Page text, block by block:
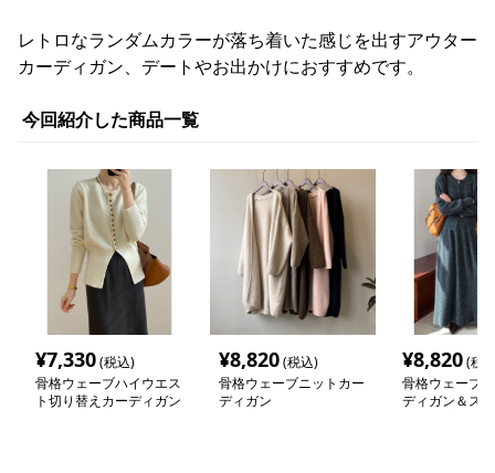
レトロなランダムカラーが落ち着いた感じを出すアウター
カーディガン、デートやお出かけにおすすめです。
今回紹介した商品一覧
¥7,330(税込)
骨格ウェーブハイウエス
ト切り替えカーディガン
¥8,820(税込)
骨格ウェーブニットカー
ディガン
¥8,820(税
骨格ウェーブ
ディガン＆ス